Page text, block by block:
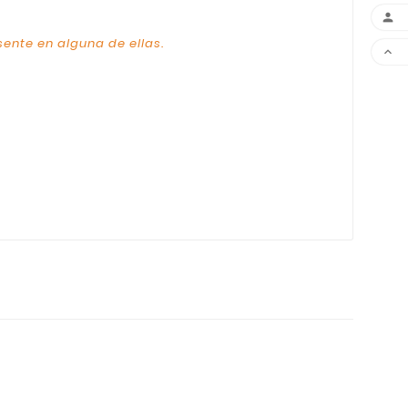
en alguna de ellas.

